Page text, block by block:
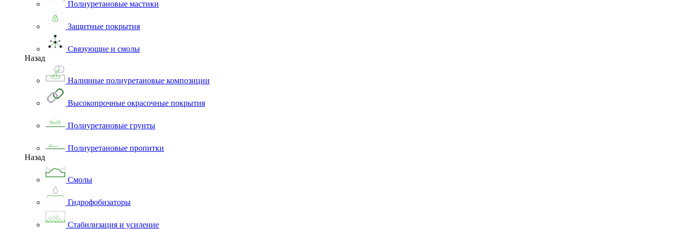
Полиуретановые мастики
Защитные покрытия
Связующие и смолы
Назад
Наливные полиуретановые композиции
Высокопрочные окрасочные покрытия
Полиуретановые грунты
Полиуретановые пропитки
Назад
Смолы
Гидрофобизаторы
Стабилизация и усиление